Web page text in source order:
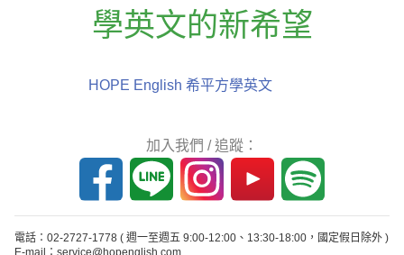
學英文的新希望
HOPE English 希平方學英文
加入我們 / 追蹤：
電話：02-2727-1778 ( 週一至週五 9:00-12:00、13:30-18:00，國定假日除外 )
E-mail：service@hopenglish.com